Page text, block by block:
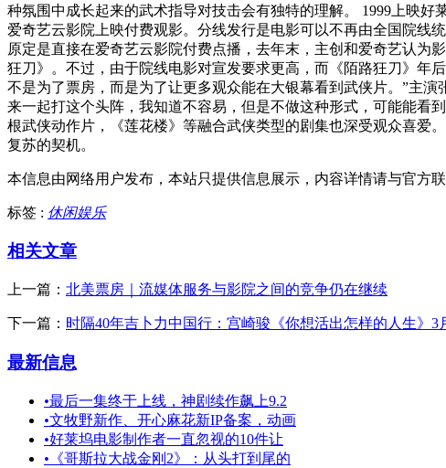
种氛围中成长起来的武术指导对技击会有独特的理解。 1999上映
爱奇艺云影院上映付费观影。分线发行是电影可以不再由全国院线
原定是直接在爱奇艺云影院付费点播，去年末，主创和爱奇艺认为
狂刀》。不过，由于院线电影对宣发要求更高，而《陌路狂刀》年
不是为了票房，而是为了让更多观众能在大银幕看到武侠片。”主
来一起打这个头阵，我知道不容易，但是不做这种形式，可能能看
根武侠动作片，《莲花楼》等融合武侠类型的剧集也深受观众喜爱
复苏的契机。
本信息由网络用户发布， 本站只提供信息展示，内容详情请与官方联
标签 : 休闲娱乐
相关文章
上一篇： 北美票房｜流媒体服务与影院之间的竞争仍在继续
下一篇： 时隔40年吉卜力中国行：宫崎骏《你想活出怎样的人生》3
最新信息
•最后一集终于上线，神剧续作飙上9.2
•文牧野新作、开心麻花新IP备案，动画
•好莱坞电影制作者一直忽视的10件让
• 《哥斯拉大战金刚2》：从头打到尾的